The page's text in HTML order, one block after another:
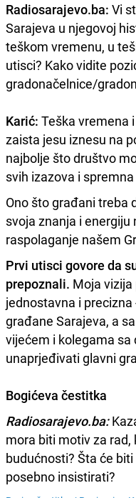
Radiosarajevo.ba: Vi
Sarajeva u njegovoj
teškom vremenu, u
utisci? Kako vidite
gradonačelnice/
Karić: Teška vremena
zaista jesu iznesu na
najbolje što društvo
svih izazova i
Ono što građani treba
svoja znanja i
raspolaganje našem
Prvi utisci govore da
prepoznali. Moja
jednostavna i
građane Sarajeva, a
vijećem i kolegama sa
unaprjeđivati glavni
Bogićeva čestitka
Radiosarajevo.ba:
mora biti motiv za rad,
budućnosti? Šta će
posebno insistirati?